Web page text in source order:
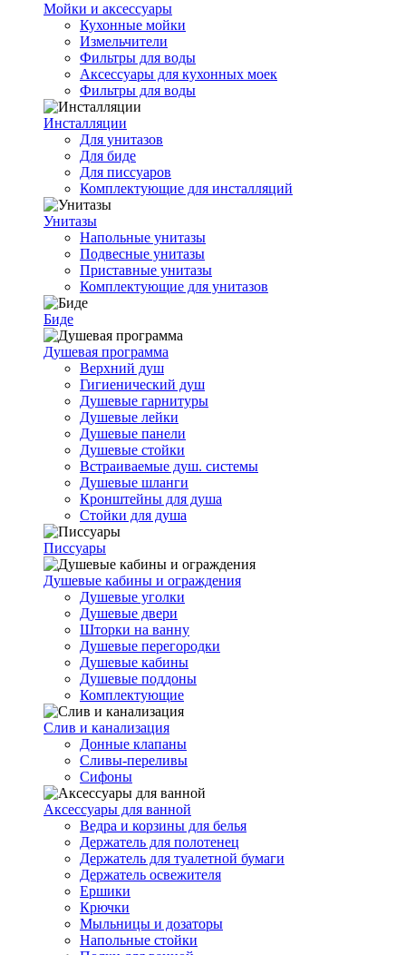
Мойки и аксессуары
Кухонные мойки
Измельчители
Фильтры для воды
Аксессуары для кухонных моек
Фильтры для воды
Инсталляции
Для унитазов
Для биде
Для писсуаров
Комплектующие для инсталляций
Унитазы
Напольные унитазы
Подвесные унитазы
Приставные унитазы
Комплектующие для унитазов
Биде
Душевая программа
Верхний душ
Гигиенический душ
Душевые гарнитуры
Душевые лейки
Душевые панели
Душевые стойки
Встраиваемые душ. системы
Душевые шланги
Кронштейны для душа
Стойки для душа
Писсуары
Душевые кабины и ограждения
Душевые уголки
Душевые двери
Шторки на ванну
Душевые перегородки
Душевые кабины
Душевые поддоны
Комплектующие
Слив и канализация
Донные клапаны
Сливы-переливы
Сифоны
Аксессуары для ванной
Ведра и корзины для белья
Держатель для полотенец
Держатель для туалетной бумаги
Держатель освежителя
Ершики
Крючки
Мыльницы и дозаторы
Напольные стойки